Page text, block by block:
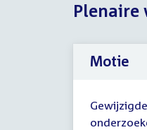
Plenaire
Motie